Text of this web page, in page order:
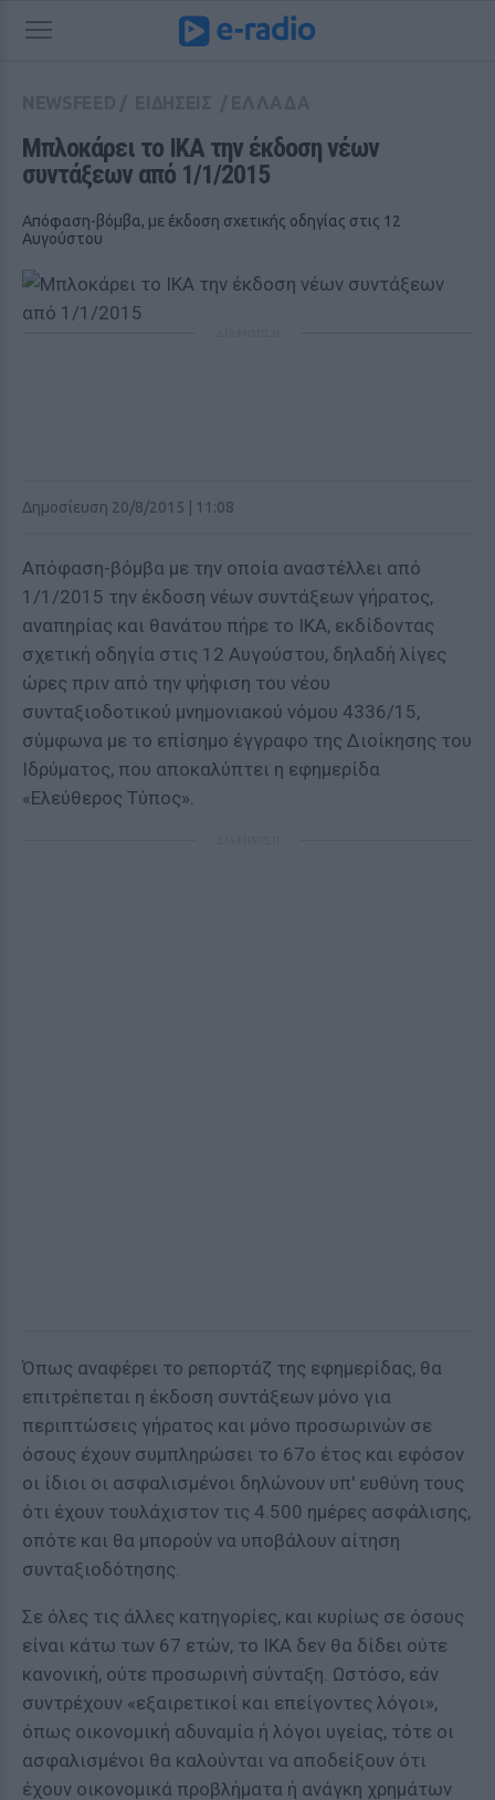
Μπλοκάρει το ΙΚΑ την έκδοση νέων
συντάξεων από 1/1/2015
Απόφαση-βόμβα, με έκδοση σχετικής οδηγίας στις 12
Αυγούστου
Δημοσίευση 20/8/2015 | 11:08
Απόφαση-βόμβα με την οποία αναστέλλει από
1/1/2015 την έκδοση νέων συντάξεων γήρατος,
αναπηρίας και θανάτου πήρε το ΙΚΑ, εκδίδοντας
σχετική οδηγία στις 12 Αυγούστου, δηλαδή λίγες
ώρες πριν από την ψήφιση του νέου
συνταξιοδοτικού μνημονιακού νόμου 4336/15,
σύμφωνα με το επίσημο έγγραφο της Διοίκησης του
Ιδρύματος, που αποκαλύπτει η εφημερίδα
«Ελεύθερος Τύπος».
Όπως αναφέρει το ρεπορτάζ της εφημερίδας, θα
επιτρέπεται η έκδοση συντάξεων μόνο για
περιπτώσεις γήρατος και μόνο προσωρινών σε
όσους έχουν συμπληρώσει το 67ο έτος και εφόσον
οι ίδιοι οι ασφαλισμένοι δηλώνουν υπ' ευθύνη τους
ότι έχουν τουλάχιστον τις 4.500 ημέρες ασφάλισης,
οπότε και θα μπορούν να υποβάλουν αίτηση
συνταξιοδότησης.
Σε όλες τις άλλες κατηγορίες, και κυρίως σε όσους
είναι κάτω των 67 ετών, το ΙΚΑ δεν θα δίδει ούτε
κανονική, ούτε προσωρινή σύνταξη. Ωστόσο, εάν
συντρέχουν «εξαιρετικοί και επείγοντες λόγοι»,
όπως οικονομική αδυναμία ή λόγοι υγείας, τότε οι
ασφαλισμένοι θα καλούνται να αποδείξουν ότι
έχουν οικονομικά προβλήματα ή ανάγκη χρημάτων